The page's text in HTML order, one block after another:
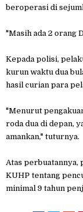
beroperasi di
"Masih ada 2 orang
Kepada polisi,
kurun waktu dua
hasil curian para
"Menurut
roda dua di depan,
amankan," tuturnya.
Atas perbuatannya,
KUHP tentang
minimal 9 tahun